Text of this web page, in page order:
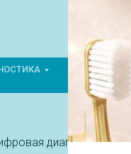
ГНАТОЛОГИЯ
диагностика →